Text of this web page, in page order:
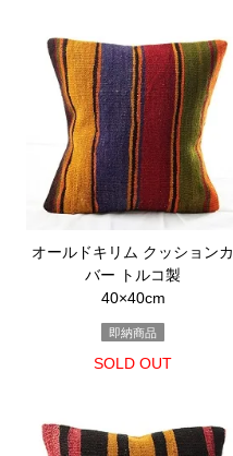
オールドキリム クッションカ
バー トルコ製
40×40cm
即納商品
SOLD OUT